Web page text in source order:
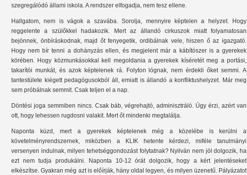
szegregálódó állami iskola. A rendszer elfogadja, nem tesz ellene.
Hallgatom, nem is vágok a szavába. Sorolja, mennyire képtelen a helyzet. Hogy
reggelente a szülőkkel hadakozik. Mert az állandó cirkuszok miatt folyamatosan
bejönnek, önbíráskodnak, majd őt fenyegetik, ordibálnak vele, hiszen ő az igazgató.
Hogy nem bír tenni a dohányzás ellen, és megjelent már a kábítószer is a gyerekek
körében. Hogy közmunkásokkal kell megoldania a gyerekek kíséretét meg a portási,
takarítói munkát, és azok képtelenek rá. Folyton lógnak, nem érdekli őket semmi. A
tantestülete kiégett pedagógusokból áll, emiatt is állandó a konfliktushelyzet. Már meg
sem próbálnak semmit. Csak teljen el a nap.
Döntési joga semmiben nincs. Csak báb, végrehajtó, adminisztráló. Úgy érzi, azért van
ott, hogy lehessen rugdosni valakit. Mert őt mindenki megtalálja.
Naponta küzd, mert a gyerekek képtelenek még a közelébe is kerülni a
követelményrendszernek, miközben a KLIK hetente kérdezi, miféle tanulmányi
versenyen indulnak, milyen tehetséggondozást folytatnak? Nyilván nem jól dolgozik, ha
ezt nem tudja produkálni. Naponta 10-12 órát dolgozik, hogy a kért jelentéseket
elkészítse. Gyakran még azt is előírják, hány oldal legyen, és milyen üzenetű. Pályázatot